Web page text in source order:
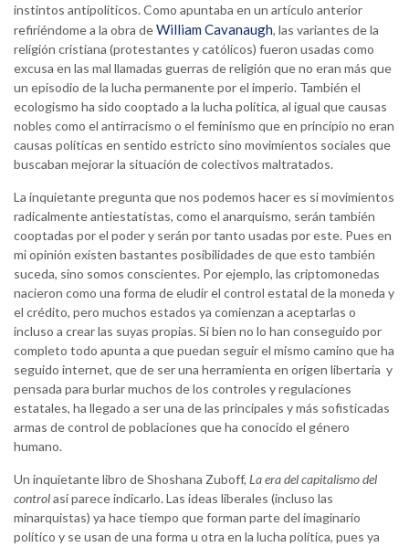
instintos antipolíticos. Como apuntaba en un artículo anterior
refiriéndome a la obra deWilliam Cavanaugh, las variantes de la
religión cristiana (protestantes y católicos) fueron usadas como
excusa en las mal llamadas guerras de religión que no eran más que
un episodio de la lucha permanente por el imperio. También el
ecologismo ha sido cooptado a la lucha política, al igual que causas
nobles como el antirracismo o el feminismo que en principio no eran
causas políticas en sentido estricto sino movimientos sociales que
buscaban mejorar la situación de colectivos maltratados.
La inquietante pregunta que nos podemos hacer es si movimientos
radicalmente antiestatistas, como el anarquismo, serán también
cooptadas por el poder y serán por tanto usadas por este. Pues en
mi opinión existen bastantes posibilidades de que esto también
suceda, sino somos conscientes. Por ejemplo, las criptomonedas
nacieron como una forma de eludir el control estatal de la moneda y
el crédito, pero muchos estados ya comienzan a aceptarlas o
incluso a crear las suyas propias. Si bien no lo han conseguido por
completo todo apunta a que puedan seguir el mismo camino que ha
seguido internet, que de ser una herramienta en origen libertaria y
pensada para burlar muchos de los controles y regulaciones
estatales, ha llegado a ser una de las principales y más sofisticadas
armas de control de poblaciones que ha conocido el género
humano.
Un inquietante libro de Shoshana Zuboff, La era del capitalismo del
controlasí parece indicarlo. Las ideas liberales (incluso las
minarquistas) ya hace tiempo que forman parte del imaginario
político y se usan de una forma u otra en la lucha política, pues ya